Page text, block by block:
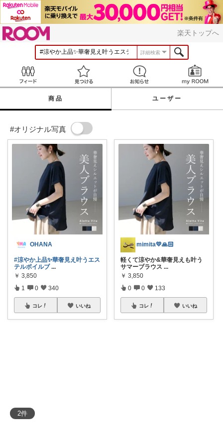
楽天トップへ
詳細検索
見つける お知らせ
商品 ユーザー
#オリジナル写真
2件
OHANA
#涼やか上品✨華奢見え叶うエス
テルボイルブ ...
￥ 3,850
1 0 340
コレ いいね
mimita💛🙏🏻
軽くて涼やか&華奢見えも叶う
サマーブラウス ...
￥ 3,850
0 0 133
コレ いいね